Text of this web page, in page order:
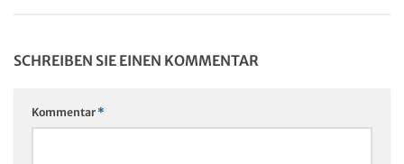
SCHREIBEN SIE EINEN KOMMENTAR
Kommentar *